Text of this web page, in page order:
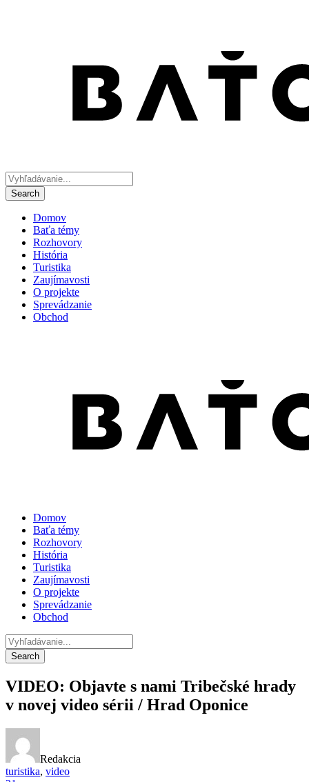
Domov
Baťa témy
Rozhovory
História
Turistika
Zaujímavosti
O projekte
Sprevádzanie
Obchod
Domov
Baťa témy
Rozhovory
História
Turistika
Zaujímavosti
O projekte
Sprevádzanie
Obchod
VIDEO: Objavte s nami Tribečské hrady
v novej video sérii / Hrad Oponice
Redakcia
turistika, video